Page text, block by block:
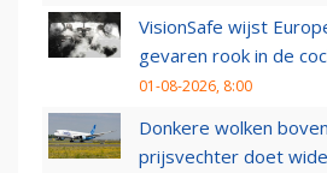
VisionSafe wijst
gevaren rook in de
01-08-2026, 8:00
Donkere wolken
prijsvechter doet